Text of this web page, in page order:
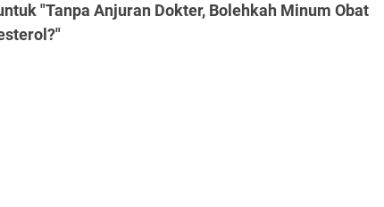
"Tanpa Anjuran Dokter, Bolehkah Minum Obat